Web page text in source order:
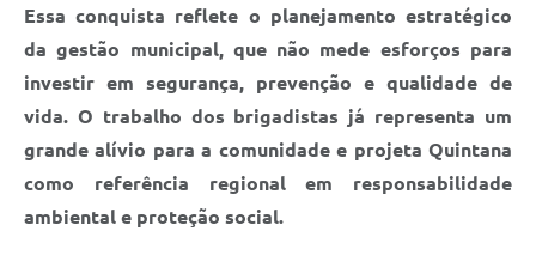
Essa conquista reflete o planejamento estratégico
da gestão municipal, que não mede esforços para
investir em segurança, prevenção e qualidade de
vida. O trabalho dos brigadistas já representa um
grande alívio para a comunidade e projeta Quintana
como referência regional em responsabilidade
ambiental e proteção social.